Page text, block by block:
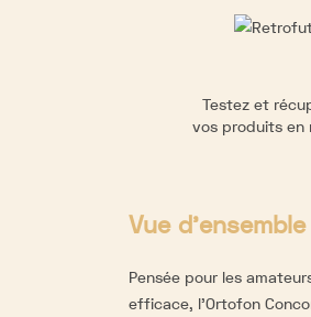
Testez et
vos produits en
Vue d'ensemble
Pensée pour les
efficace, l’Ortofon